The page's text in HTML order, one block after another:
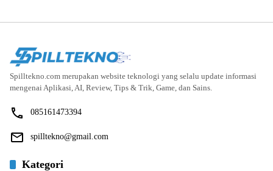
Spilltekno.com merupakan website teknologi yang selalu update informasi
mengenai Aplikasi, AI, Review, Tips & Trik, Game, dan Sains.
085161473394
spilltekno@gmail.com
Kategori